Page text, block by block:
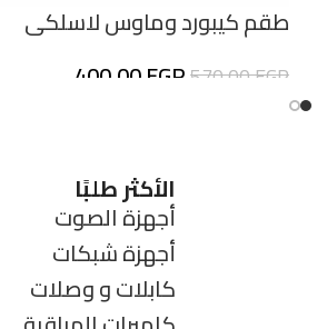
طقم كيبورد وماوس لاسلكي
كامل مع لوحة أرقام
570,00EGP
400,00EGP
الأكثر طلبًا
أجهزة الصوت
أجهزة شبكات
كابلات و وصلات